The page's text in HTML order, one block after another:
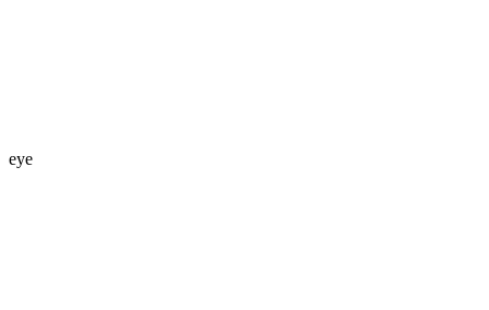
eye